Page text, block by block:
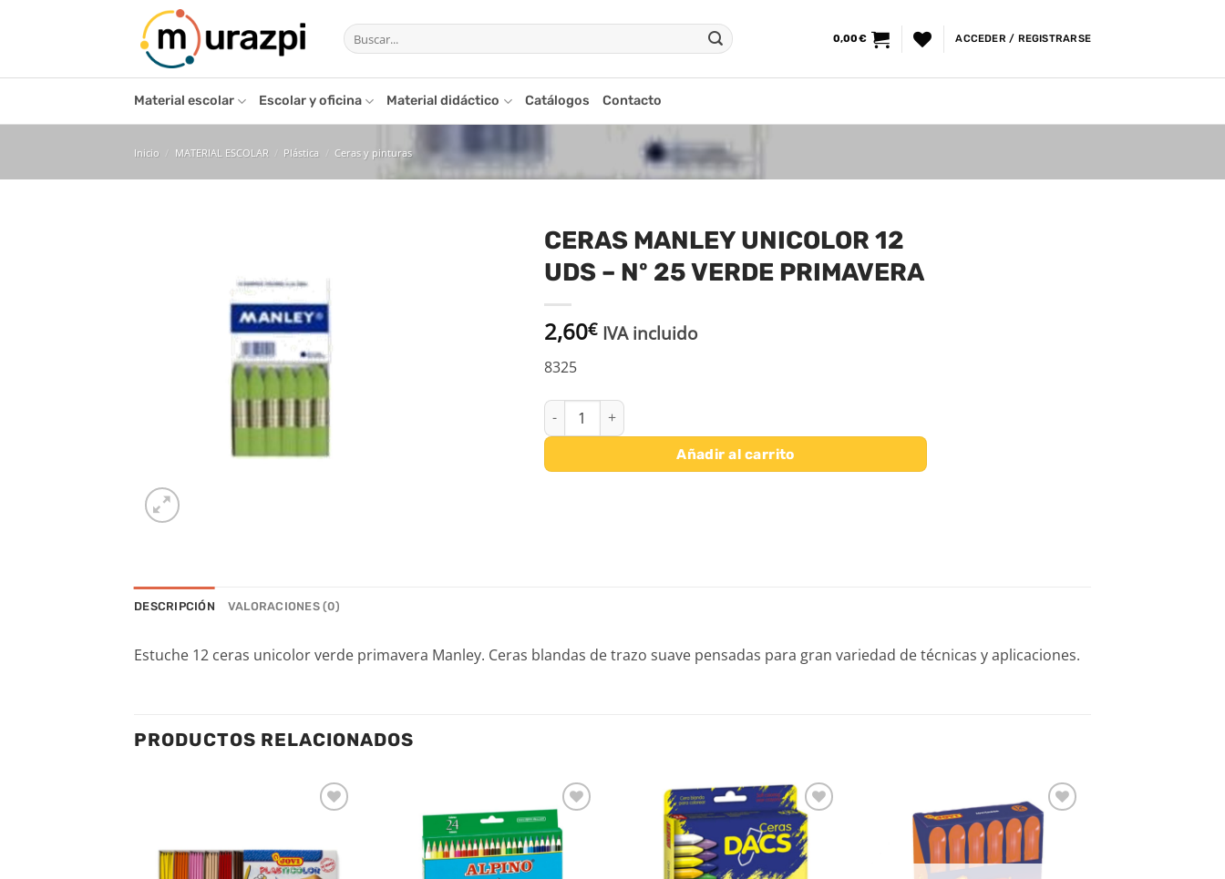
Buscar
por:
0,00€ ACCEDER / REGISTRARSE
Material escolar Escolar y oficina Material didáctico Catálogos Contacto
Inicio / MATERIAL ESCOLAR / Plástica / Ceras y pinturas
CERAS MANLEY UNICOLOR 12
UDS – Nº 25 VERDE PRIMAVERA
2,60€ IVA incluido
8325
CERAS MANLEY UNICOLOR 12 UDS - Nº 25 VERDE PRIMAVERA cantidad
Añadir al carrito
DESCRIPCIÓN VALORACIONES (0)
Estuche 12 ceras unicolor verde primavera Manley. Ceras blandas de trazo suave pensadas para gran variedad de técnicas y aplicaciones.
PRODUCTOS RELACIONADOS
lista de
deseos
Añadir
a la
lista de
Añadir
a la
lista de
deseos
Añadir
lista de
deseos